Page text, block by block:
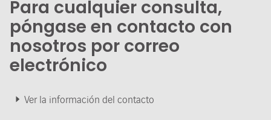
Para cualquier consulta,
póngase en contacto con
nosotros por correo
electrónico
Ver la información del contacto